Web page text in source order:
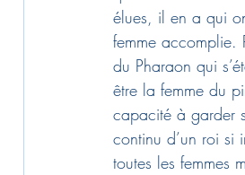
élues, il en a qui
femme accomplie.
du Pharaon qui
être la femme du
capacité à garder
continu d’un roi si
toutes les femmes